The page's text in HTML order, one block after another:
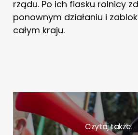
rządu. Po ich fiasku rolnicy
ponownym działaniu i
całym kraju.
Czytaj także: